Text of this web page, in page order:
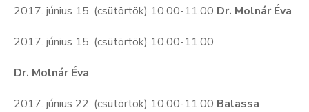
2017. június 15. (csütörtök) 10.00-11.00 Dr. Molnár Éva
2017. június 15. (csütörtök) 10.00-11.00
Dr. Molnár Éva
2017. június 22. (csütörtök) 10.00-11.00 Balassa